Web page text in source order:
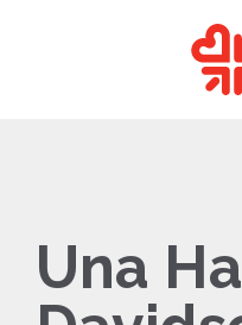
Una